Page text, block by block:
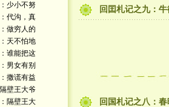
少小不努
代沟，真
做穷人的
天不怕地
谁能把这
男女有别
撒谎有益
壁王大爷
隔壁王大
回囯札记之九：
回国札记之八：